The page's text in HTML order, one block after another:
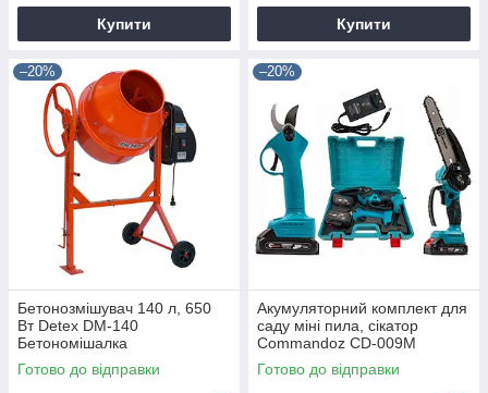
Купити Купити
–20%
Бетонозмішувач 140 л, 650
Вт Detex DM-140
Бетономішалка
Готово до відправки
–20%
Акумуляторний комплект для
саду міні пила, сікатор
Commandoz CD-009M
Готово до відправки